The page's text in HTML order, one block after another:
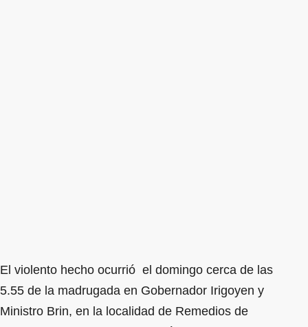
El violento hecho ocurrió el domingo cerca de las
5.55 de la madrugada en Gobernador Irigoyen y
Ministro Brin, en la localidad de Remedios de